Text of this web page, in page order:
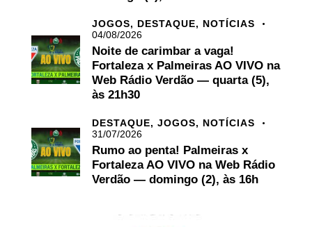
JOGOS, DESTAQUE, NOTÍCIAS
04/08/2026
Noite de carimbar a vaga!
Fortaleza x Palmeiras AO VIVO na
Web Rádio Verdão — quarta (5),
às 21h30
DESTAQUE, JOGOS, NOTÍCIAS
31/07/2026
Rumo ao penta! Palmeiras x
Fortaleza AO VIVO na Web Rádio
Verdão — domingo (2), às 16h